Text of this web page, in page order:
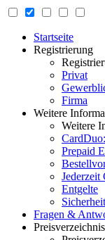
Startseite
Registrierung
Privat
Firma
Weitere
Weitere
Prepaid
Jederzeit
Entgelte
Fragen &
Preisverzeichnis